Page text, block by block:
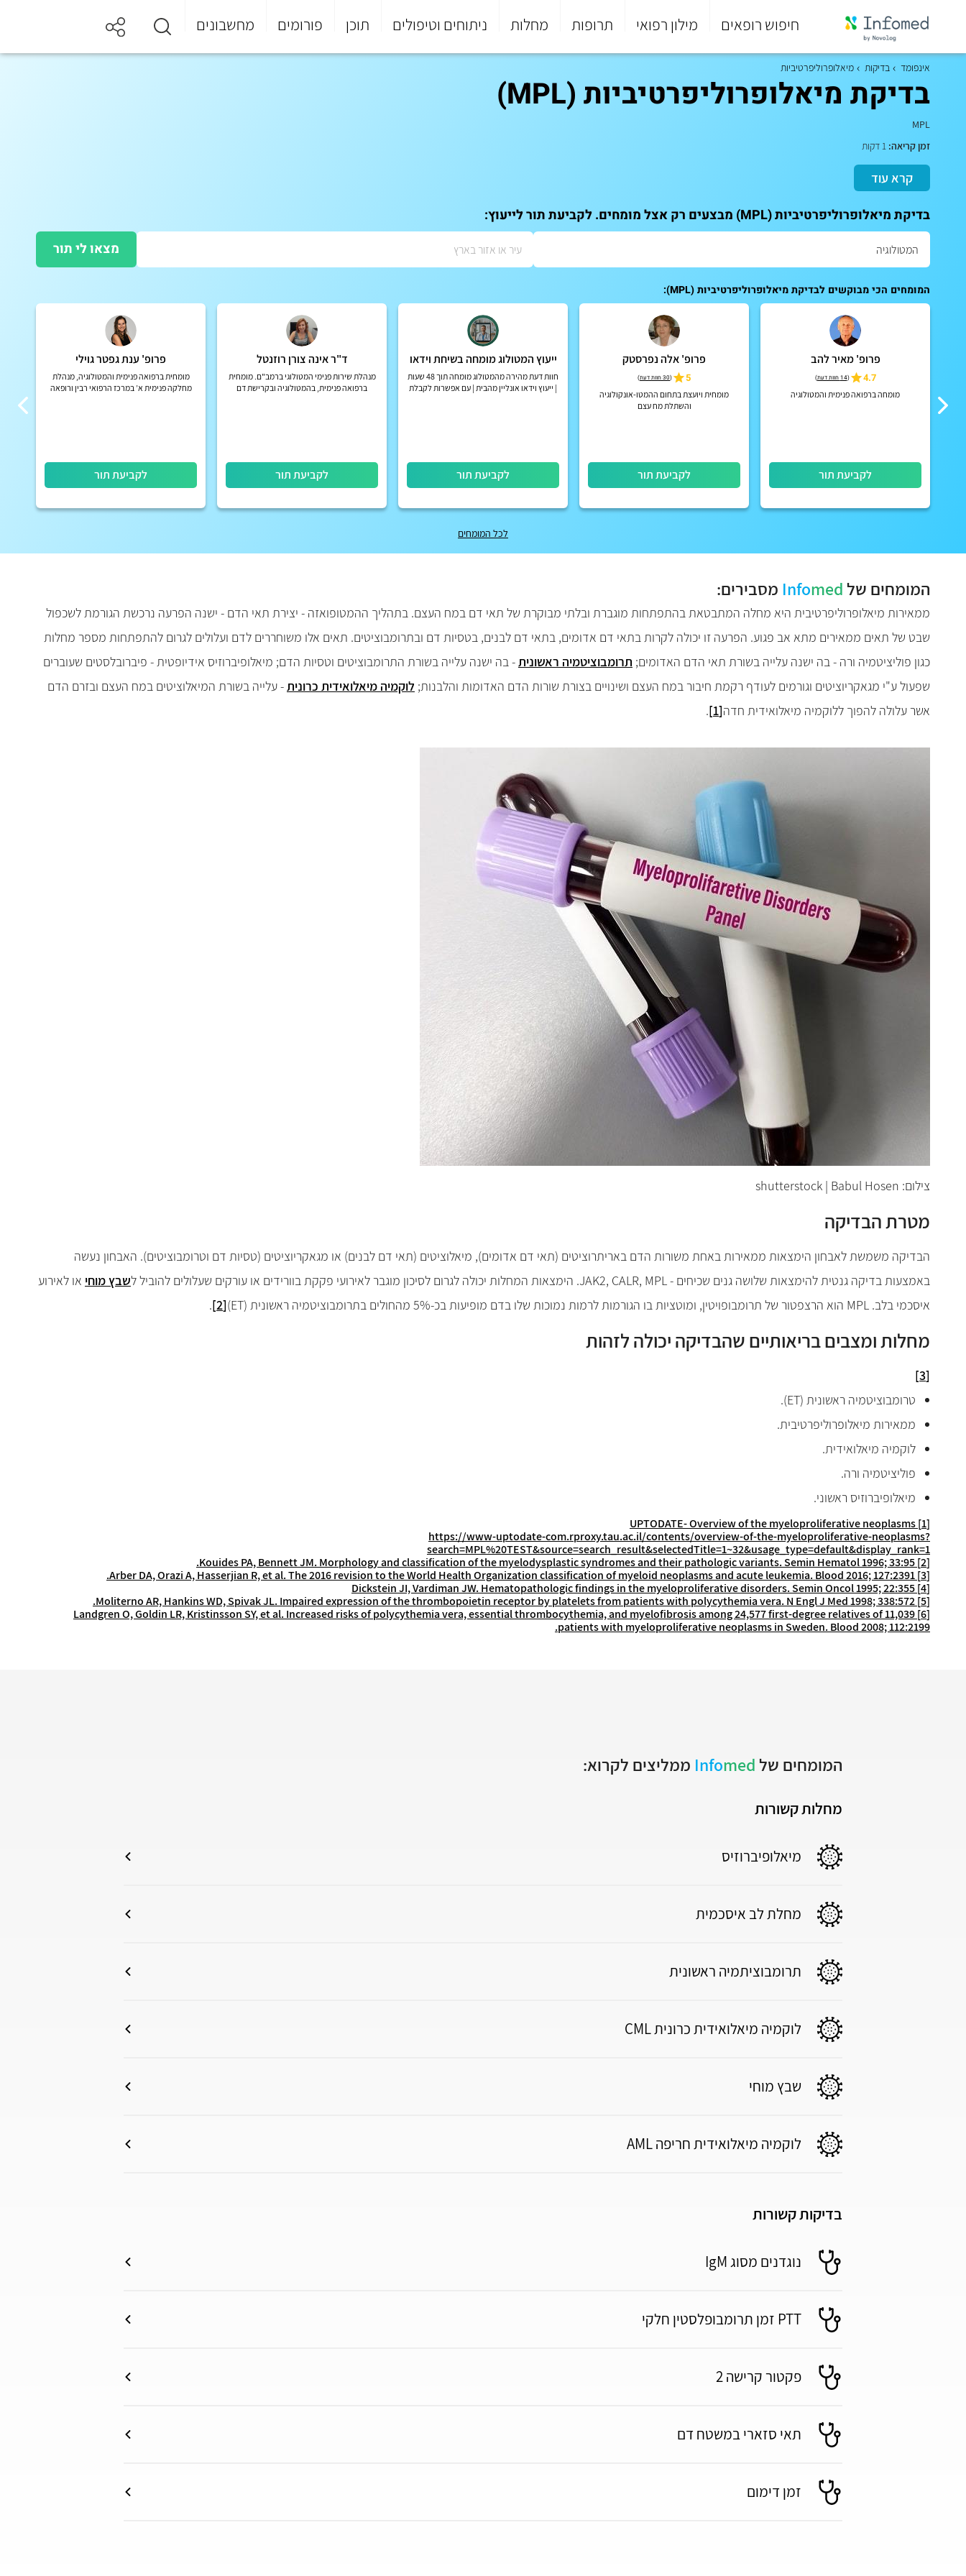
חיפוש רופאים מילון רפואי תרופות מחלות ניתוחים וטיפולים תוכן פורומים מחשבונים
סוף
התפריט
הראשי.
אינפומד בדיקות מיאלופרוליפרטיביות
בדיקת מיאלופרוליפרטיביות (MPL)
MPL
זמן קריאה:
קרא עוד
בדיקת מיאלופרוליפרטיביות (MPL) מבצעים רק אצל מומחים. לקביעת תור לייעוץ:
מצאו לי תור
המומחים הכי מבוקשים לבדיקת מיאלופרוליפרטיביות (MPL):
פרופ' מאיר להב
4.7
(14 חוות דעת )
מומחה ברפואה פנימית והמטולוגיה
לקביעת תור
פרופ' אלה נפרסטק
5
(30 חוות דעת )
מומחית ויועצת בתחום ההמטו-אונקולוגיה
והשתלת מח עצם
לקביעת תור
ייעוץ המטולוג מומחה בשיחת וידאו
חוות דעת מהירה מהמטולוג מומחה תוך 48 שעות
| ייעוץ וידאו אונליין מהבית | עם אפשרות לקבלת
לקביעת תור
ד"ר אינה צורן רוזנטל
מנהלת שירות פנימי המטולוגי ברמב"ם. מומחית
ברפואה פנימית, בהמטולוגיה ובקרישת דם
לקביעת תור
פרופ' ענת גפטר גוילי
מומחית ברפואה פנימית והמטולוגיה, מנהלת
מחלקה פנימית א’ במרכז הרפואי רבין ורופאה
לקביעת תור
לכל המומחים
המומחים של Infomed מסבירים:
ממאירות מיאלופרוליפרטיבית היא מחלה המתבטאת בהתפתחות מוגברת ובלתי מבוקרת של תאי דם במח העצם. בתהליך ההמטופואזה - יצירת תאי הדם - ישנה הפרעה נרכשת הגורמת לשכפול
שבט של תאים ממאירים מתא אב פגוע. הפרעה זו יכולה לקרות בתאי דם אדומים, בתאי דם לבנים, בטסיות דם ובתרומבוציטים. תאים אלו משוחררים לדם ועלולים לגרום להתפתחות מספר מחלות
כגון פוליציטמיה ורה - בה ישנה עלייה בשורת תאי הדם האדומים; תרומבוציטמיה ראשונית- בה ישנה עלייה בשורת התרומבוציטים וטסיות הדם; מיאלופיברוזיס אידיופטית - פיברובלסטים שעוברים
שפעול ע"י מגאקריוציטים וגורמים לעודף רקמת חיבור במח העצם ושינויים בצורת שורות הדם האדומות והלבנות; לוקמיה מיאלואידית כרונית- עלייה בשורת המיאלוציטים במח העצם ובזרם הדם
אשר עלולה להפוך ללוקמיה מיאלואידית חדה[1]
.
צילום: shutterstock | Babul Hosen
מטרת הבדיקה
הבדיקה משמשת לאבחון הימצאות ממאירות באחת משורות הדם באריתרוציטים (תאי דם אדומים), מיאלוציטים (תאי דם לבנים) או מגאקריוציטים (טסיות דם וטרומבוציטים). האבחון נעשה
באמצעות בדיקה גנטית להימצאות שלושה גנים שכיחים -JAK2, CALR, MPL. הימצאות המחלות יכולה לגרום לסיכון מוגבר לאירועי פקקת בוורידים או עורקים שעלולים להוביל לשבץ מוחי או לאירוע
איסכמי בלב. MPL הוא הרצפטור של תרומבופויטין, ומוטציות בו הגורמות לרמות נמוכות שלו בדם מופיעות בכ-5% מהחולים בתרומבוציטמיה ראשונית ( ET
)
[2]
.
מחלות ומצבים בריאותיים שהבדיקה יכולה לזהות
[3]
טרומבוציטמיה ראשונית (ET
).
ממאירות מיאלופרוליפרטיבית.
לוקמיה מיאלואידית.
פוליציטמיה ורה.
מיאלופיברוזיס ראשוני.
[1]
-Overview of the myeloproliferative neoplasms
https://www-uptodate-com.rproxy.tau.ac.il/contents/overview-of-the-myeloproliferative-neoplasms?
search=MPL%20TEST&source=search_result&selectedTitle=1~32&usage_type=default&display_rank=1
[2]
Kouides PA, Bennett JM. Morphology and classification of the myelodysplastic syndromes and their pathologic variants. Semin Hematol 1996; 33:95.
[3]
Arber DA, Orazi A, Hasserjian R, et al. The 2016 revision to the World Health Organization classification of myeloid neoplasms and acute leukemia. Blood 2016; 127:2391.
[4]
Dickstein JI, Vardiman JW. Hematopathologic findings in the myeloproliferative disorders. Semin Oncol 1995; 22:355
[5]
Moliterno AR, Hankins WD, Spivak JL. Impaired expression of the thrombopoietin receptor by platelets from patients with polycythemia vera. N Engl J Med 1998; 338:572.
[6]
Landgren O, Goldin LR, Kristinsson SY, et al. Increased risks of polycythemia vera, essential thrombocythemia, and myelofibrosis among 24,577 first-degree relatives of 11,039
patients with myeloproliferative neoplasms in Sweden. Blood 2008; 112:2199.
המומחים של Infomed ממליצים לקרוא:
מחלות קשורות
מיאלופיברוזיס
מחלת לב איסכמית
תרומבוציתמיה ראשונית
לוקמיה מיאלואידית כרונית CML
שבץ מוחי
לוקמיה מיאלואידית חריפה AML
בדיקות קשורות
נוגדנים מסוג IgM
PTT זמן תרומבופלסטין חלקי
פקטור קרישה 2
תאי סזארי במשטח דם
זמן דימום